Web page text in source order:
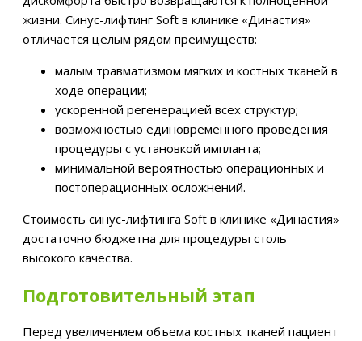
жизни. Синус-лифтинг Soft в клинике «Династия»
отличается целым рядом преимуществ:
малым травматизмом мягких и костных тканей в
ходе операции;
ускоренной регенерацией всех структур;
возможностью единовременного проведения
процедуры с установкой импланта;
минимальной вероятностью операционных и
постоперационных осложнений.
Стоимость синус-лифтинга Soft в клинике «Династия»
достаточно бюджетна для процедуры столь
высокого качества.
Подготовительный этап
Перед увеличением объема костных тканей пациент